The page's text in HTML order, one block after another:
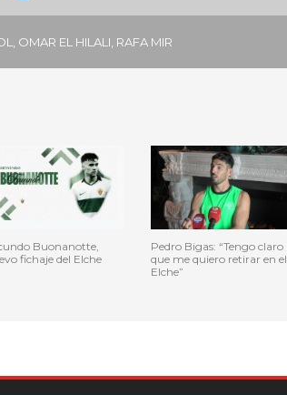
, OMAR EL HILALI, RAFA MIR
Buonanotte,
fichaje del Elche
Pedro Bigas: “Tengo claro
que me quiero retirar en el
Elche”